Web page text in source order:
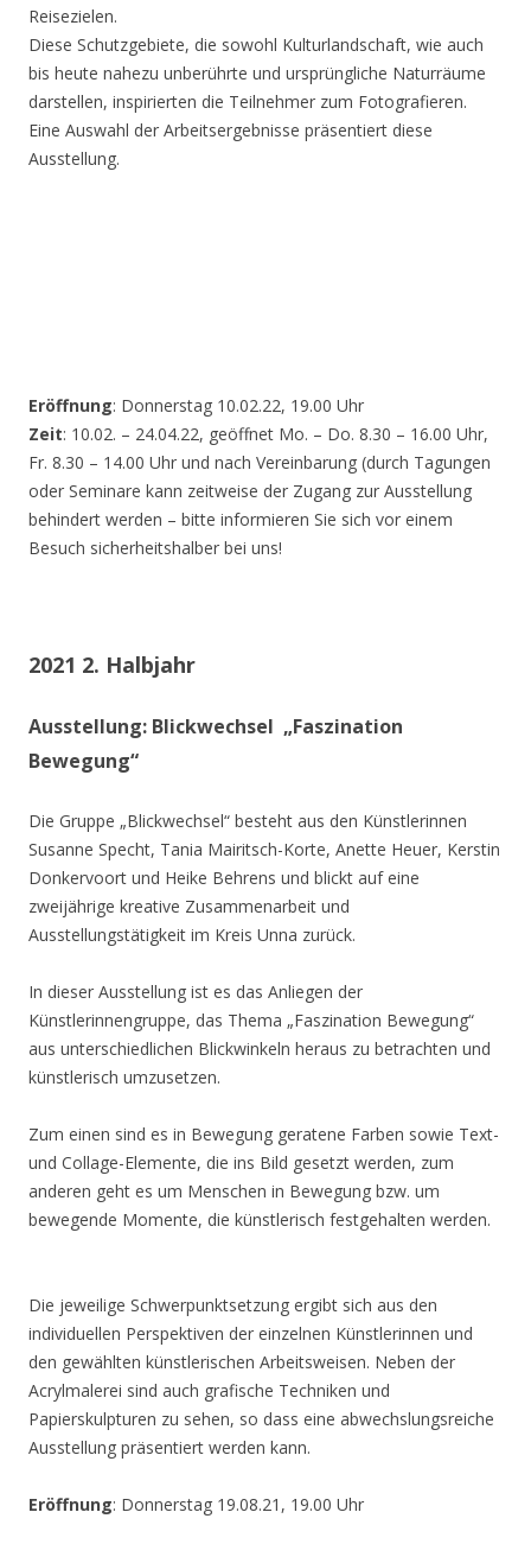
Reisezielen.
Diese Schutzgebiete, die sowohl Kulturlandschaft, wie auch
bis heute nahezu unberührte und ursprüngliche Naturräume
darstellen, inspirierten die Teilnehmer zum Fotografieren.
Eine Auswahl der Arbeitsergebnisse präsentiert diese
Ausstellung.
Eröffnung: Donnerstag 10.02.22, 19.00 Uhr
Zeit: 10.02. – 24.04.22, geöffnet Mo. – Do. 8.30 – 16.00 Uhr,
Fr. 8.30 – 14.00 Uhr und nach Vereinbarung (durch Tagungen
oder Seminare kann zeitweise der Zugang zur Ausstellung
behindert werden – bitte informieren Sie sich vor einem
Besuch sicherheitshalber bei uns!
2021 2. Halbjahr
Ausstellung: Blickwechsel „Faszination
Bewegung“
Die Gruppe „Blickwechsel“ besteht aus den Künstlerinnen
Susanne Specht, Tania Mairitsch-Korte, Anette Heuer, Kerstin
Donkervoort und Heike Behrens und blickt auf eine
zweijährige kreative Zusammenarbeit und
Ausstellungstätigkeit im Kreis Unna zurück.
In dieser Ausstellung ist es das Anliegen der
Künstlerinnengruppe, das Thema „Faszination Bewegung“
aus unterschiedlichen Blickwinkeln heraus zu betrachten und
künstlerisch umzusetzen.
Zum einen sind es in Bewegung geratene Farben sowie Text-
und Collage-Elemente, die ins Bild gesetzt werden, zum
anderen geht es um Menschen in Bewegung bzw. um
bewegende Momente, die künstlerisch festgehalten werden.
Die jeweilige Schwerpunktsetzung ergibt sich aus den
individuellen Perspektiven der einzelnen Künstlerinnen und
den gewählten künstlerischen Arbeitsweisen. Neben der
Acrylmalerei sind auch grafische Techniken und
Papierskulpturen zu sehen, so dass eine abwechslungsreiche
Ausstellung präsentiert werden kann.
Eröffnung: Donnerstag 19.08.21, 19.00 Uhr